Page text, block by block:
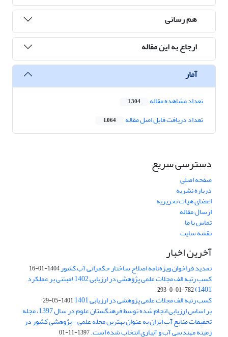
هم رسانی
ارجاع به این مقاله
آمار
تعداد مشاهده مقاله 1,304
تعداد دریافت فایل اصل مقاله 1,064
دسترسی سریع
صفحه اصلی
درباره نشریه
اعضای هیات تحریریه
ارسال مقاله
تماس با ما
نقشه سایت
آخرین اخبار
تمدید فراخوان ویژه‌نامه اصلاح ساختار حکمرانی آب کشور1404-01-16
کسب رتبه الف مجلات علمی پژوهشی در ارزیابی 1402 (مبتنی بر عملکرد
1401)
782-01-0-293
کسب رتبه الف مجلات علمی پژوهشی در ارزیابی 1401 1401-05-29
بر اساس ارزیابی انجام شده توسط فرهنگستان علوم در سال 1397، مجله
تحقیقات منابع آب ایران به عنوان بهترین مجله علمی - پژوهشی کشور در
زمینه مهندسی آب و آبیاری انتخاب شده است.1397-11-01